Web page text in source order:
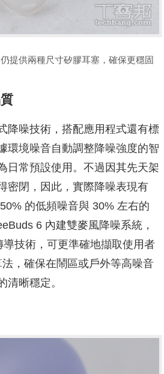
提供兩種尺寸矽膠耳塞，確保更穩固
降噪技術，搭配應用程式還有標
環境噪音自動調整降噪強度的智
日常預設使用。不過因其先天架
密閉，因此，實際降噪表現有
的低頻噪音與 30% 左右的
6 內建雙麥風降噪系統，
技術，可更準確地擷取使用者
，確保在鬧區或戶外等高噪音
清晰穩定。